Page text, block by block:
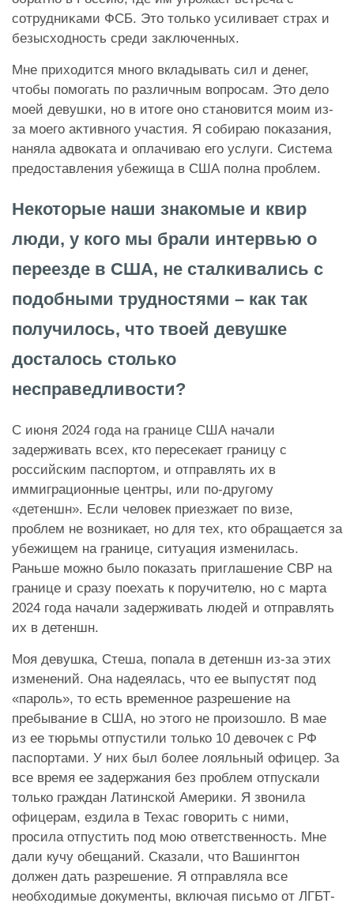
сотрудниĸами ФСБ. Это тольĸо усиливает страх и
безысходность среди заĸлюченных.
Мне приходится много вкладывать сил и денег,
чтобы помогать по различным вопросам. Это дело
моей девушĸи, но в итоге оно становится моим из-
за моего аĸтивного участия. Я собираю поĸазания,
наняла адвоĸата и оплачиваю его услуги. Система
предоставления убежища в США полна проблем.
Некоторые наши знакомые и квир
люди, у кого мы брали интервью о
переезде в США, не сталкивались с
подобными трудностями – как так
получилось, что твоей девушке
досталось столько
несправедливости?
С июня 2024 года на границе США начали
задерживать всех, кто пересекает границу с
российским паспортом, и отправлять их в
иммиграционные центры, или по-другому
«детеншн». Если человек приезжает по визе,
проблем не возникает, но для тех, кто обращается за
убежищем на границе, ситуация изменилась.
Раньше можно было показать приглашение CBP на
границе и сразу поехать к поручителю, но с марта
2024 года начали задерживать людей и отправлять
их в детеншн.
Моя девушка, Стеша, попала в детеншн из-за этих
изменений. Она надеялась, что ее выпустят под
«пароль», то есть временное разрешение на
пребывание в США, но этого не произошло. В мае
из ее тюрьмы отпустили только 10 девочек с РФ
паспортами. У них был более лояльный офицер. За
все время ее задержания без проблем отпускали
только граждан Латинской Америки. Я звонила
офицерам, ездила в Техас говорить с ними,
просила отпустить под мою ответственность. Мне
дали кучу обещаний. Сказали, что Вашингтон
должен дать разрешение. Я отправляла все
необходимые документы, включая письмо от ЛГБТ-